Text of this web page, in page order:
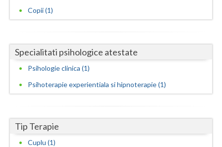
Olt
Salaj
Sibiu
Teleorman
Copii (1)
Specialitati psihologice atestate
Psihologie clinica (1)
Psihoterapie experientiala si hipnoterapie (1)
Tip Terapie
Cuplu (1)